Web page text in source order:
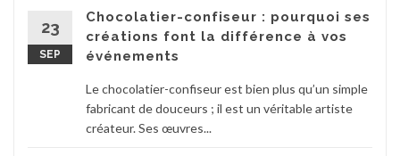
23
SEP
Chocolatier-confiseur : pourquoi ses
créations font la différence à vos
événements
Le chocolatier-confiseur est bien plus qu’un simple
fabricant de douceurs ; il est un véritable artiste
créateur. Ses œuvres...